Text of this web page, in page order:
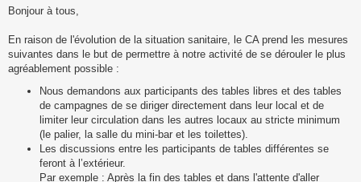
s
g
Bonjour à tous,
En raison de l'évolution de la situation sanitaire, le CA prend les mesures
suivantes dans le but de permettre à notre activité de se dérouler le plus
agréablement possible :
Nous demandons aux participants des tables libres et des tables
de campagnes de se diriger directement dans leur local et de
limiter leur circulation dans les autres locaux au stricte minimum
(le palier, la salle du mini-bar et les toilettes).
Les discussions entre les participants de tables différentes se
feront à l’extérieur.
Par exemple : Après la fin des tables et dans l'attente d'aller